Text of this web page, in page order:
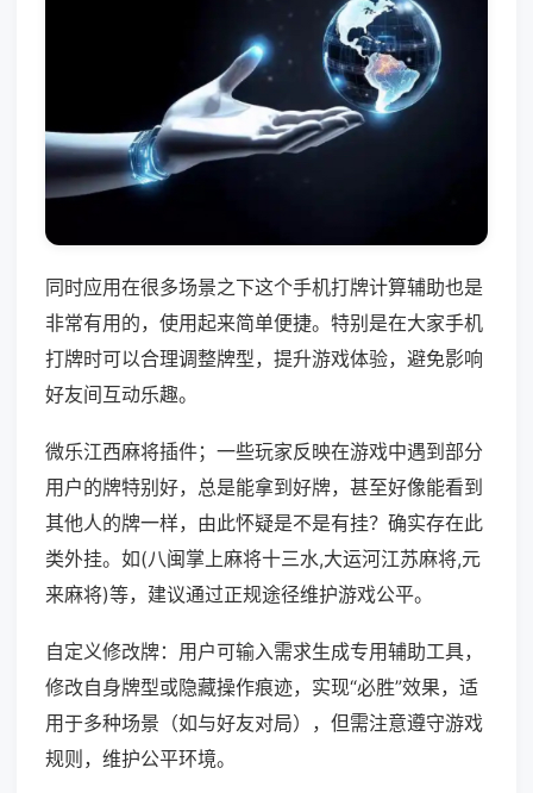
同时应用在很多场景之下这个手机打牌计算辅助也是
非常有用的，使用起来简单便捷。特别是在大家手机
打牌时可以合理调整牌型，提升游戏体验，避免影响
好友间互动乐趣。
微乐江西麻将插件；一些玩家反映在游戏中遇到部分
用户的牌特别好，总是能拿到好牌，甚至好像能看到
其他人的牌一样，由此怀疑是不是有挂？确实存在此
类外挂。如(八闽掌上麻将十三水,大运河江苏麻将,元
来麻将)等，建议通过正规途径维护游戏公平。
自定义修改牌：用户可输入需求生成专用辅助工具，
修改自身牌型或隐藏操作痕迹，实现“必胜”效果，适
用于多种场景（如与好友对局），但需注意遵守游戏
规则，维护公平环境。